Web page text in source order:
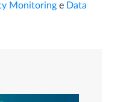
Monitoring e Data